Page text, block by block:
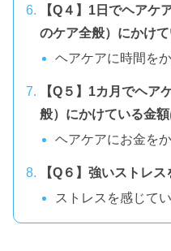
【Q４】1日でヘアケ
のケア全般）にかけ
ヘアケアに時間を
【Q５】1カ月でヘア
般）にかけている金額
ヘアケアにお金を
【Q６】強いストレ
ストレスを感じて